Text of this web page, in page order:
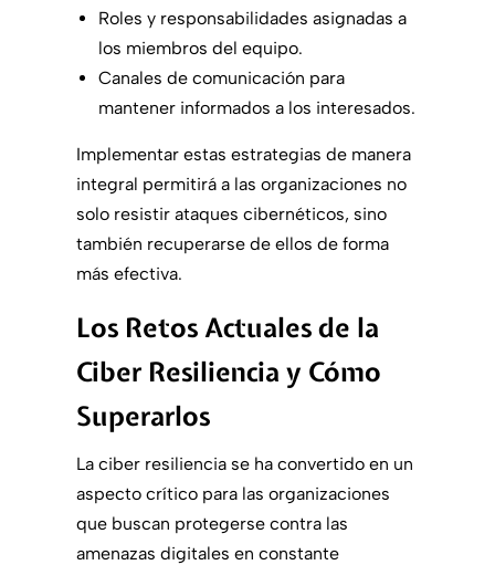
Roles y responsabilidades asignadas a
los miembros del equipo.
Canales de comunicación para
mantener informados a los interesados.
Implementar estas estrategias de manera
integral permitirá a las organizaciones no
solo resistir ataques cibernéticos, sino
también recuperarse de ellos de forma
más efectiva.
Los Retos Actuales de la
Ciber Resiliencia y Cómo
Superarlos
La ciber resiliencia se ha convertido en un
aspecto crítico para las organizaciones
que buscan protegerse contra las
amenazas digitales en constante